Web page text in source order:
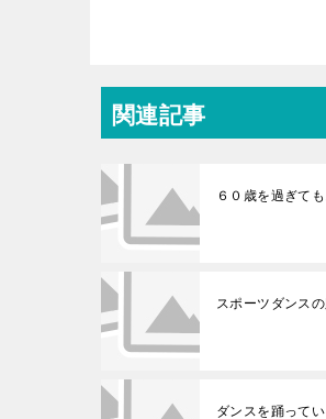
関連記事
６０歳を過ぎて
スポーツダンス
ダンスを踊って